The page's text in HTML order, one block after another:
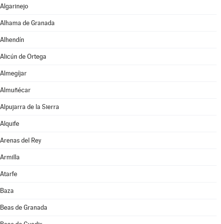
Algarinejo
Alhama de Granada
Alhendín
Alicún de Ortega
Almegíjar
Almuñécar
Alpujarra de la Sierra
Alquife
Arenas del Rey
Armilla
Atarfe
Baza
Beas de Granada